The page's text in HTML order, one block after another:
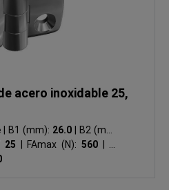
acero inoxidable 25,
B1 (mm): 26.0
B2 (mm):
25 FAmax (N): 560